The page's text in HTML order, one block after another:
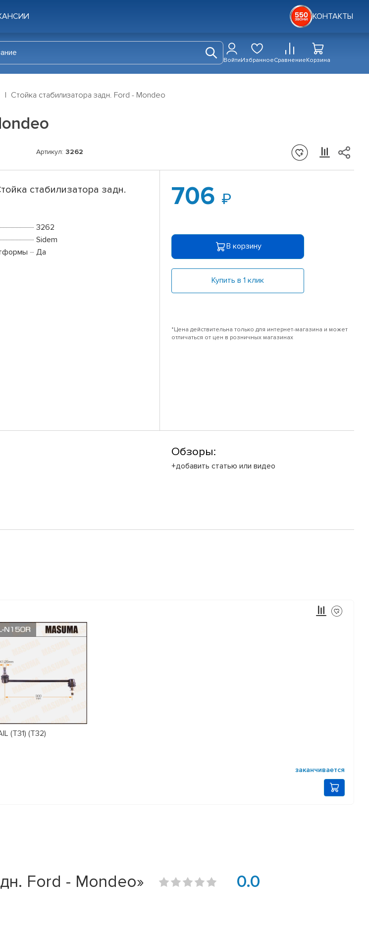
КОНТАКТЫ
ВойтиИзбранноеСравнениеКорзина
Стойка стабилизатора задн. Ford - Mondeo
Артикул: 3262
стабилизатора задн.
3262
Sidem
Да
706
В корзину
Купить в 1 клик
*Цена действительна только для интернет-магазина и может
отличаться от цен в розничных магазинах
Обзоры:
+добавить статью или видео
(T31) (T32)
заканчивается
Ford - Mondeo» 0.0